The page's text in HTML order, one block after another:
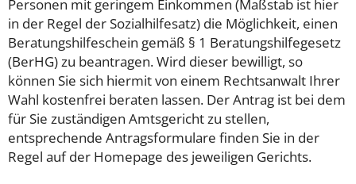
Personen mit geringem Einkommen (Maßstab ist hier
in der Regel der Sozialhilfesatz) die Möglichkeit, einen
Beratungshilfeschein gemäß § 1 Beratungshilfegesetz
(BerHG) zu beantragen. Wird dieser bewilligt, so
können Sie sich hiermit von einem Rechtsanwalt Ihrer
Wahl kostenfrei beraten lassen. Der Antrag ist bei dem
für Sie zuständigen Amtsgericht zu stellen,
entsprechende Antragsformulare finden Sie in der
Regel auf der Homepage des jeweiligen Gerichts.